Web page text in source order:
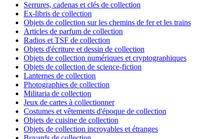
Serrures, cadenas et clés de collection
Ex-libris de collection
Objets de collection sur les chemins de fer et les trains
Articles de parfum de collection
Radios et TSF de collection
Objets d'écriture et dessin de collection
Objets de collection numériques et cryptographiques
Objets de collection de science-fiction
Lanternes de collection
Photographies de collection
Militaria de collection
Jeux de cartes à collectionner
Costumes et vêtements d'époque de collection
Objets de cuisine de collection
Objets de collection incroyables et étranges